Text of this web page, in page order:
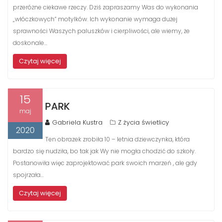
przeróżne ciekawe rzeczy. Dziś zapraszamy Was do wykonania
„włóczkowych” motylków. Ich wykonanie wymaga dużej
sprawności Waszych paluszków i cierpliwości, ale wiemy, że
doskonale…
Czytaj więcej
15
maj
2020
PARK
Gabriela Kustra Z życia świetlicy
Ten obrazek zrobiła 10 – letnia dziewczynka, która
bardzo się nudziła, bo tak jak Wy nie mogła chodzić do szkoły.
Postanowiła więc zaprojektować park swoich marzeń , ale gdy
spojrzała…
Czytaj więcej